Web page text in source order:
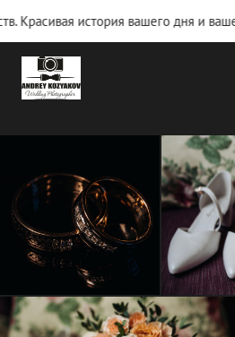
история вашего дня и вашей любви.